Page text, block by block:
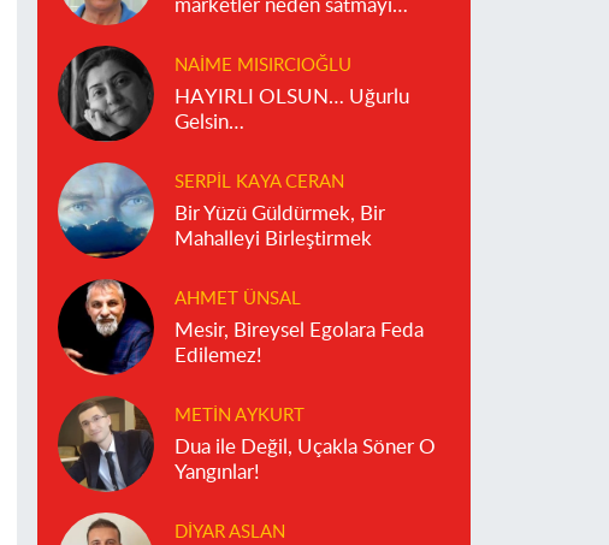
marketler neden satmayı
NAIME MISIRCIOĞLU
HAYIRLI OLSUN… Uğurlu
Gelsin…
SERPIL KAYA CERAN
Bir Yüzü Güldürmek, Bir
Mahalleyi Birleştirmek
AHMET ÜNSAL
Mesir, Bireysel Egolara Feda
Edilemez!
METIN AYKURT
Dua ile Değil, Uçakla Söner O
Yangınlar!
DIYAR ASLAN